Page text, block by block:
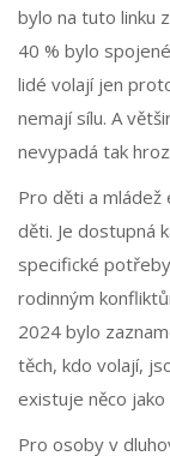
bylo na tuto linku
40 % bylo
lidé volají jen
nemají sílu. A
nevypadá tak
Pro děti a mládež
děti. Je dostupná
specifické
rodinným
2024 bylo
těch, kdo volají,
existuje něco jako
Pro osoby v